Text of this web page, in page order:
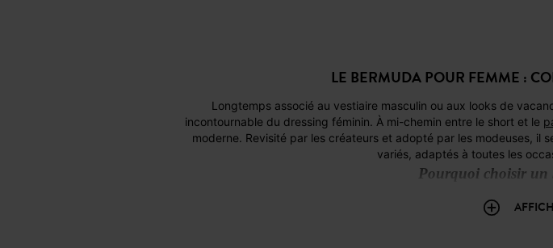
LE BERMUDA POUR FEMME :
Longtemps associé au vestiaire masculin ou aux looks de vacances, le bermuda s’impose aujourd’hui comme une pièce mode
incontournable du dressing féminin. À mi-chemin entre le short et le
moderne. Revisité par les créateurs et adopté par les modeuses, il
variés, adaptés à toutes les
Pourquoi choisir un
Le bermuda a l’avantage d’être polyvalent. Plus élégant qu’un
tenues plus sophistiquées. Grâce à sa longueur au-dessus du